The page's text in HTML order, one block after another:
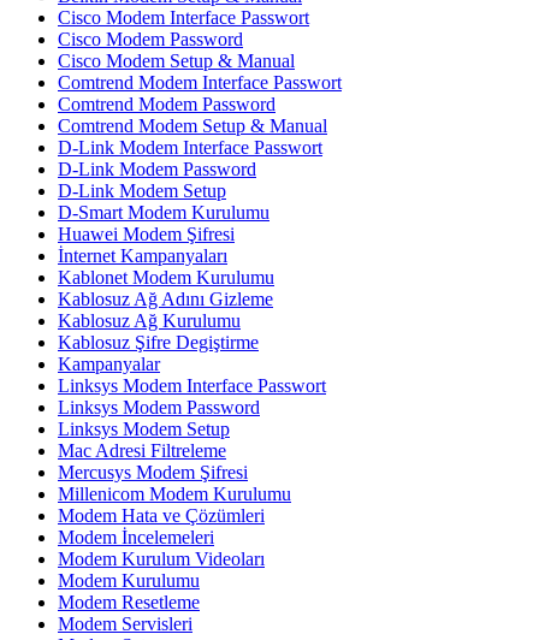
Cisco Modem Interface Passwort
Cisco Modem Password
Cisco Modem Setup & Manual
Comtrend Modem Interface Passwort
Comtrend Modem Password
Comtrend Modem Setup & Manual
D-Link Modem Interface Passwort
D-Link Modem Password
D-Link Modem Setup
D-Smart Modem Kurulumu
Huawei Modem Şifresi
İnternet Kampanyaları
Kablonet Modem Kurulumu
Kablosuz Ağ Adını Gizleme
Kablosuz Ağ Kurulumu
Kablosuz Şifre Degiştirme
Kampanyalar
Linksys Modem Interface Passwort
Linksys Modem Password
Linksys Modem Setup
Mac Adresi Filtreleme
Mercusys Modem Şifresi
Millenicom Modem Kurulumu
Modem Hata ve Çözümleri
Modem İncelemeleri
Modem Kurulum Videoları
Modem Kurulumu
Modem Resetleme
Modem Servisleri